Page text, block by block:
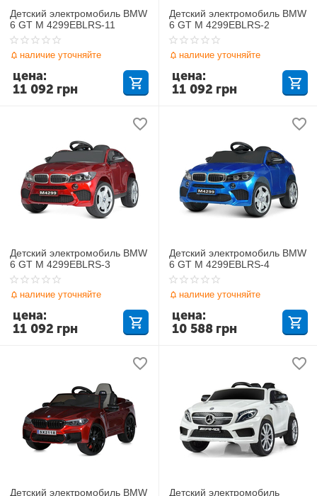
Детский электромобиль BMW
6 GT M 4299EBLRS-11
наличие уточняйте
11 092 грн
цена:
Детский электромобиль BMW
6 GT M 4299EBLRS-2
наличие уточняйте
11 092 грн
цена:
Детский электромобиль BMW
6 GT M 4299EBLRS-3
наличие уточняйте
11 092 грн
цена:
Детский электромобиль BMW
6 GT M 4299EBLRS-4
наличие уточняйте
10 588 грн
цена:
Детский электромобиль BMW Детский электромобиль